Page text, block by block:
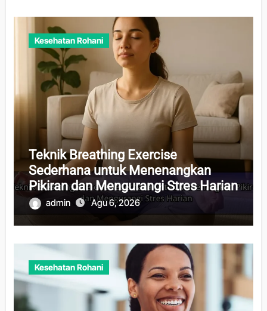
Kesehatan Rohani
Teknik Breathing Exercise
Sederhana untuk Menenangkan
Pikiran dan Mengurangi Stres Harian
admin Agu 6, 2026
Kesehatan Rohani